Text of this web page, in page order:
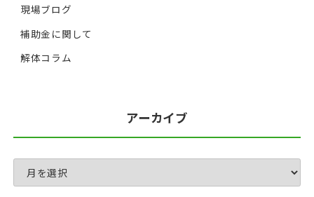
現場ブログ
補助金に関して
解体コラム
アーカイブ